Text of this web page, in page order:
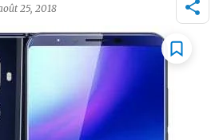
25, 2018